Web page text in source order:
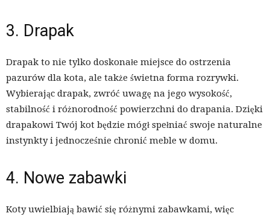
3. Drapak
Drapak to nie tylko doskonałe miejsce do ostrzenia
pazurów dla kota, ale także świetna forma rozrywki.
Wybierając drapak, zwróć uwagę na jego wysokość,
stabilność i różnorodność powierzchni do drapania. Dzięki
drapakowi Twój kot będzie mógł spełniać swoje naturalne
instynkty i jednocześnie chronić meble w domu.
4. Nowe zabawki
Koty uwielbiają bawić się różnymi zabawkami, więc